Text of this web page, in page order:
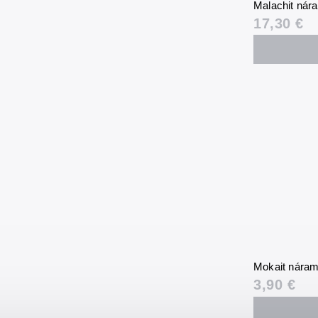
Malachit
17,30 €
Mokait
3,90 €